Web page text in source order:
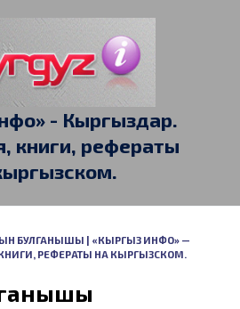
- Кыргыздар.
книги, рефераты
БУЛГАНЫШЫ | «КЫРГЫЗ ИНФО» —
РЕФЕРАТЫ НА КЫРГЫЗСКОМ.